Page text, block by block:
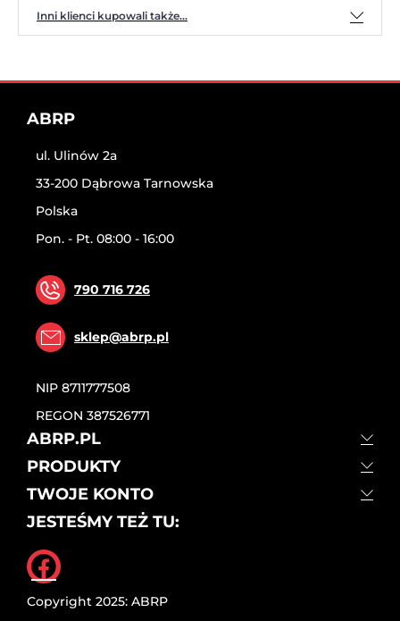
Inni klienci kupowali także...
ABRP
ul. Ulinów 2a
33-200 Dąbrowa Tarnowska
Polska
Pon. - Pt. 08:00 - 16:00
790 716 726
sklep@abrp.pl
NIP 8711777508
REGON 387526771
ABRP.PL
PRODUKTY
TWOJE KONTO
JESTEŚMY TEŻ TU:
Copyright 2025: ABRP